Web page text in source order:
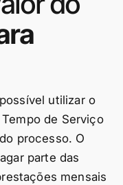
utilizar o
de Serviço
processo. O
parte das
mensais